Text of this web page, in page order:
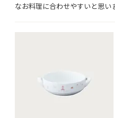
なお料理に合わせやすいと思い